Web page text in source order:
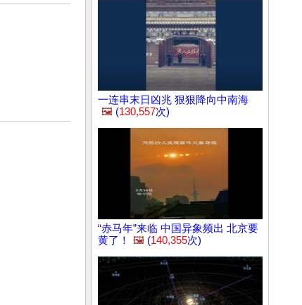
一连串末日凶兆 狠狠降向中南海
🖼️ (130,557次)
“赤马年”来临 中国异象频出 北京要
黄了！
🖼️ (140,355次)